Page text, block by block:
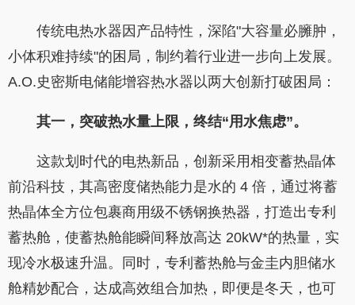
传统电热水器因产品特性，深陷"大容量必臃肿，
小体积难持续"的困局，制约着行业进一步向上发展。
A.O.史密斯电储能增容热水器以两大创新打破困局：
其一，突破热水量上限，终结“用水焦虑”。
这款划时代的电热新品，创新采用相变蓄热晶体
前沿科技，其高密度储热能力是水的 4 倍，通过将蓄
热晶体全方位包裹商用级不锈钢换热器，打造出专利
蓄热舱，使蓄热舱能瞬间释放高达 20kW*的热量，实
现冷水极速升温。同时，专利蓄热舱与金圭内胆储水
舱精妙配合，达成高效组合加热，即便是冬天，也可